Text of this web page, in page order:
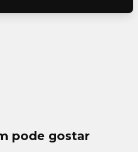
pode gostar